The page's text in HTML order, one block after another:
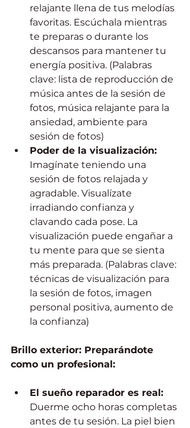
relajante llena de tus melodías
favoritas. Escúchala mientras
te preparas o durante los
descansos para mantener tu
energía positiva. (Palabras
clave: lista de reproducción de
música antes de la sesión de
fotos, música relajante para la
ansiedad, ambiente para
sesión de fotos)
Poder de la visualización:
Imagínate teniendo una
sesión de fotos relajada y
agradable. Visualízate
irradiando confianza y
clavando cada pose. La
visualización puede engañar a
tu mente para que se sienta
más preparada. (Palabras clave:
técnicas de visualización para
la sesión de fotos, imagen
personal positiva, aumento de
la confianza)
Brillo exterior: Preparándote
como un profesional:
El sueño reparador es real:
Duerme ocho horas completas
antes de tu sesión. La piel bien